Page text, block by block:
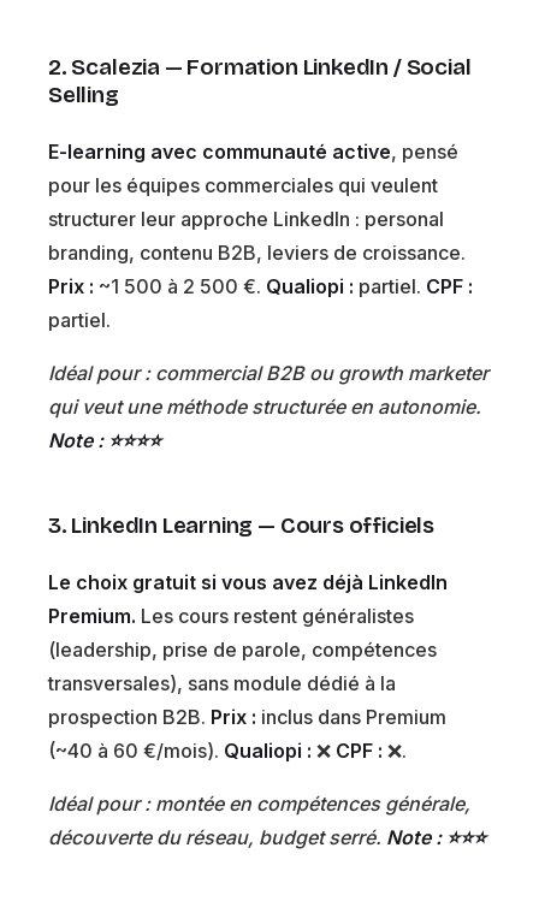
2. Scalezia — Formation LinkedIn / Social
Selling
E-learning avec communauté active, pensé
pour les équipes commerciales qui veulent
structurer leur approche LinkedIn : personal
branding, contenu B2B, leviers de croissance.
Prix : ~1 500 à 2 500 €. Qualiopi : partiel. CPF :
partiel.
Idéal pour : commercial B2B ou growth marketer
qui veut une méthode structurée en autonomie.
Note : ⭐⭐⭐⭐
3. LinkedIn Learning — Cours officiels
Le choix gratuit si vous avez déjà LinkedIn
Premium. Les cours restent généralistes
(leadership, prise de parole, compétences
transversales), sans module dédié à la
prospection B2B. Prix : inclus dans Premium
(~40 à 60 €/mois). Qualiopi : ❌ CPF : ❌.
Idéal pour : montée en compétences générale,
découverte du réseau, budget serré. Note : ⭐⭐⭐